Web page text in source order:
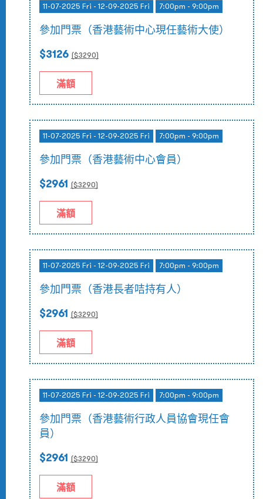
11-07-2025 Fri - 12-09-2025 Fri 7:00pm - 9:00pm
參加門票（香港藝術中心現任藝術大使）
$3126 ($3290)
滿額
11-07-2025 Fri - 12-09-2025 Fri 7:00pm - 9:00pm
參加門票（香港藝術中心會員）
$2961 ($3290)
滿額
11-07-2025 Fri - 12-09-2025 Fri 7:00pm - 9:00pm
參加門票（香港長者咭持有人）
$2961 ($3290)
滿額
11-07-2025 Fri - 12-09-2025 Fri 7:00pm - 9:00pm
參加門票（香港藝術行政人員協會現任會
員）
$2961 ($3290)
滿額